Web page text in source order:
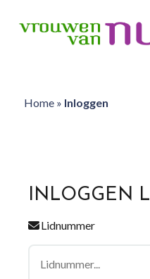
Home» Inloggen
INLOGGEN
Lidnummer